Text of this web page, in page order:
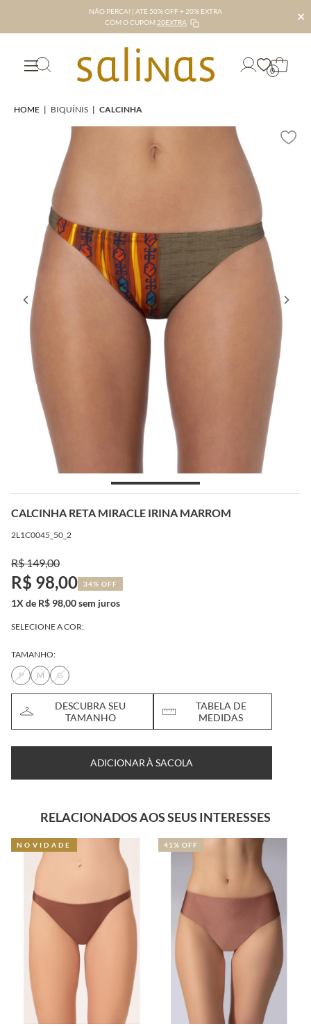
NÃO PERCA! | ATÉ 50% OFF + 20% EXTRA
COM O CUPOM 20EXTRA ✕
0
HOME | BIQUÍNIS | CALCINHA
CALCINHA RETA MIRACLE IRINA MARROM
2L1C0045_50_2
R$ 149,00
R$ 98,00 34% OFF
1X de R$ 98,00 sem juros
SELECIONE A COR:
TAMANHO:
P
M G
DESCUBRA SEU
TAMANHO
TABELA DE
MEDIDAS
ADICIONAR À SACOLA
RELACIONADOS AOS SEUS INTERESSES
NOVIDADE 41% OFF